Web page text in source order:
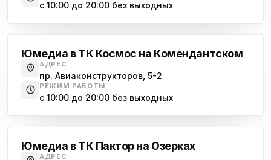
с 10:00 до 20:00 без выходных
Юмедиа в ТК Космос на Комендантском
АДРЕС
пр. Авиаконструкторов, 5-2
РЕЖИМ РАБОТЫ
с 10:00 до 20:00 без выходных
Юмедиа в ТК Пактор на Озерках
АДРЕС